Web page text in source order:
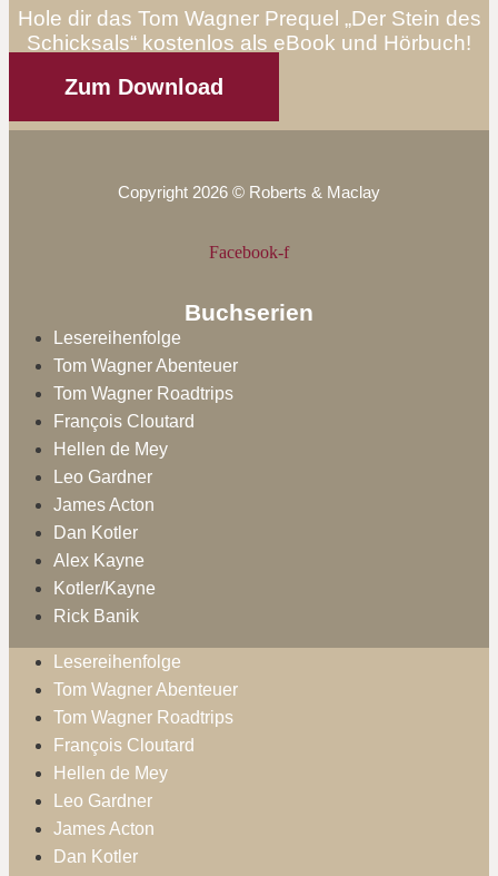
Hole dir das Tom Wagner Prequel „Der Stein des
Schicksals“ kostenlos als eBook und Hörbuch!
Zum Download
Copyright 2026 © Roberts & Maclay
Facebook-f
Buchserien
Lesereihenfolge
Tom Wagner Abenteuer
Tom Wagner Roadtrips
François Cloutard
Hellen de Mey
Leo Gardner
James Acton
Dan Kotler
Alex Kayne
Kotler/Kayne
Rick Banik
Lesereihenfolge
Tom Wagner Abenteuer
Tom Wagner Roadtrips
François Cloutard
Hellen de Mey
Leo Gardner
James Acton
Dan Kotler